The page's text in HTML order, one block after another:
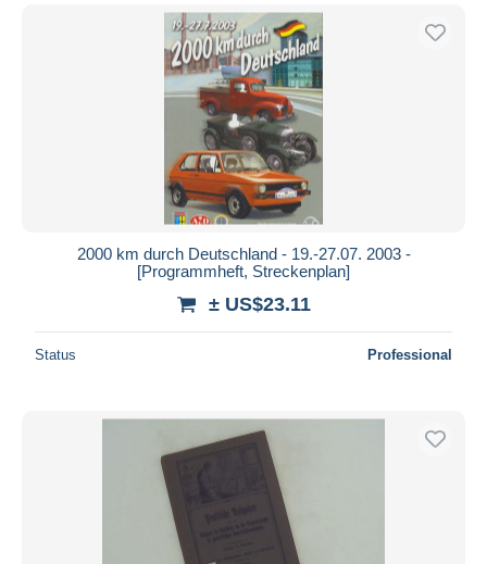
2000 km durch Deutschland - 19.-27.07. 2003 -
[Programmheft, Streckenplan]
± US$23.11
Status Professional